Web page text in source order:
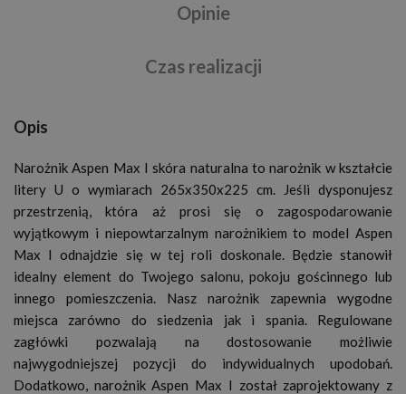
Opinie
Czas realizacji
Opis
Narożnik Aspen Max I skóra naturalna to narożnik w kształcie
litery U o wymiarach 265x350x225 cm. Jeśli dysponujesz
przestrzenią, która aż prosi się o zagospodarowanie
wyjątkowym i niepowtarzalnym narożnikiem to model Aspen
Max I odnajdzie się w tej roli doskonale. Będzie stanowił
idealny element do Twojego salonu, pokoju gościnnego lub
innego pomieszczenia. Nasz narożnik zapewnia wygodne
miejsca zarówno do siedzenia jak i spania. Regulowane
zagłówki pozwalają na dostosowanie możliwie
najwygodniejszej pozycji do indywidualnych upodobań.
Dodatkowo, narożnik Aspen Max I został zaprojektowany z